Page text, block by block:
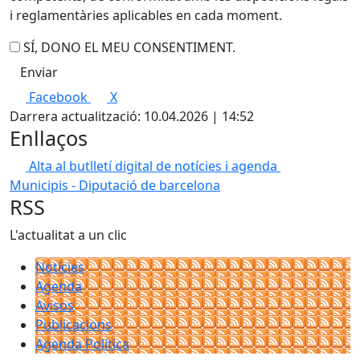
i reglamentàries aplicables en cada moment.
SÍ, DONO EL MEU CONSENTIMENT.
Facebook
X
Darrera actualització: 10.04.2026 | 14:52
Enllaços
Alta al butlletí digital de notícies i agenda
Municipis - Diputació de barcelona
RSS
L'actualitat a un clic
Notícies
Agenda
Avisos
Publicacions
Agenda Política